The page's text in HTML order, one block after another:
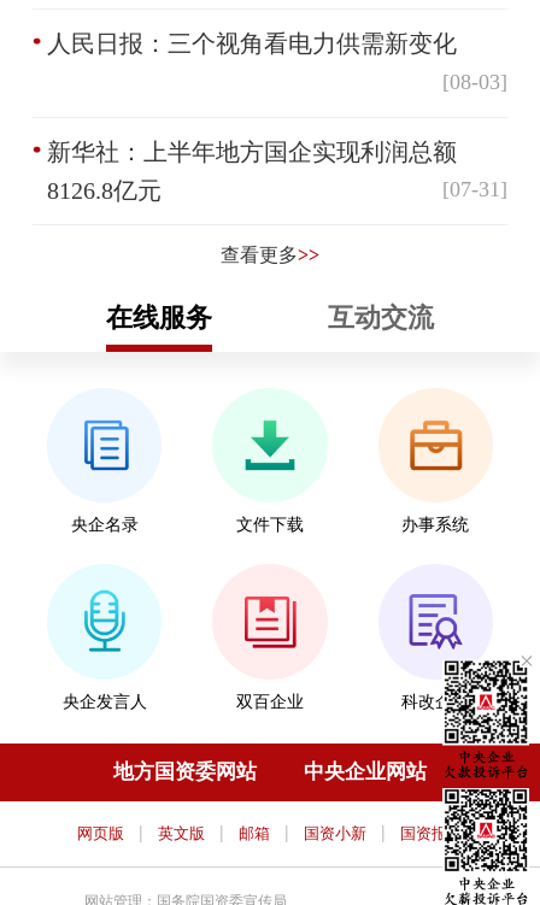
人民日报：三个视角看电力供需新变化
[08-03]
新华社：上半年地方国企实现利润总额
8126.8亿元
[07-31]
查看更多>>
在线服务 互动交流
央企名录 文件下载 办事系统
央企发言人 双百企业 科改企业
地方国资委网站 中央企业网站
网页版 | 英文版 | 邮箱 | 国资小新 | 国资报告
网站管理：国务院国资委宣传局